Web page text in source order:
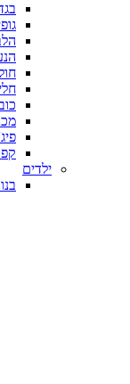
ילדים